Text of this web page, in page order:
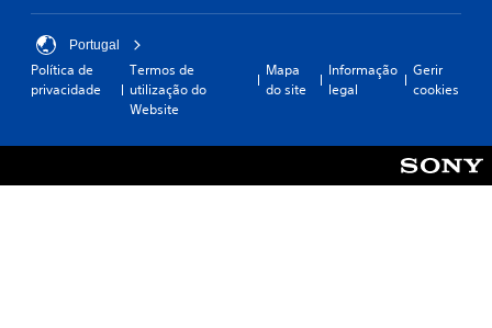
Portugal
Política de
privacidade
Termos de
utilização do
Website
Mapa
do site
Informação
legal
Gerir
cookies